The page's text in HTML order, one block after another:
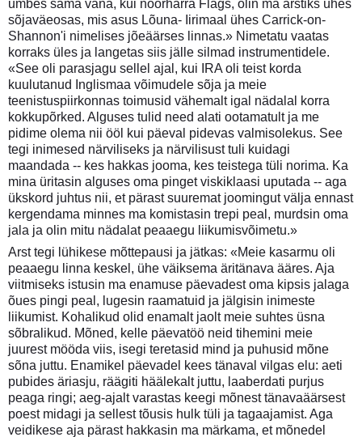
umbes sama vana, kui noorhärra Flags, olin ma arstiks ühes
sõjaväeosas, mis asus Lõuna- Iirimaal ühes Carrick-on-
Shannon'i nimelises jõeäärses linnas.» Nimetatu vaatas
korraks üles ja langetas siis jälle silmad instrumentidele.
«See oli parasjagu sellel ajal, kui IRA oli teist korda
kuulutanud Inglismaa võimudele sõja ja meie
teenistuspiirkonnas toimusid vähemalt igal nädalal korra
kokkupõrked. Alguses tulid need alati ootamatult ja me
pidime olema nii ööl kui päeval pidevas valmisolekus. See
tegi inimesed närviliseks ja närvilisust tuli kuidagi
maandada -- kes hakkas jooma, kes teistega tüli norima. Ka
mina üritasin alguses oma pinget viskiklaasi uputada -- aga
ükskord juhtus nii, et pärast suuremat joomingut välja ennast
kergendama minnes ma komistasin trepi peal, murdsin oma
jala ja olin mitu nädalat peaaegu liikumisvõimetu.»
Arst tegi lühikese mõttepausi ja jätkas: «Meie kasarmu oli
peaaegu linna keskel, ühe väiksema äritänava ääres. Aja
viitmiseks istusin ma enamuse päevadest oma kipsis jalaga
õues pingi peal, lugesin raamatuid ja jälgisin inimeste
liikumist. Kohalikud olid enamalt jaolt meie suhtes üsna
sõbralikud. Mõned, kelle päevatöö neid tihemini meie
juurest mööda viis, isegi teretasid mind ja puhusid mõne
sõna juttu. Enamikel päevadel kees tänaval vilgas elu: aeti
pubides äriasju, räägiti häälekalt juttu, laaberdati purjus
peaga ringi; aeg-ajalt varastas keegi mõnest tänavaäärsest
poest midagi ja sellest tõusis hulk tüli ja tagaajamist. Aga
veidikese aja pärast hakkasin ma märkama, et mõnedel